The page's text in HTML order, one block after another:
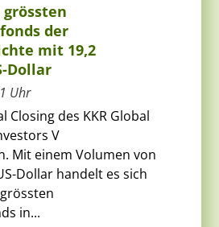
grössten
der
mit 19,2
Dollar
Uhr
Closing des KKR Global
V
Mit einem Volumen von
Dollar handelt es sich
in...